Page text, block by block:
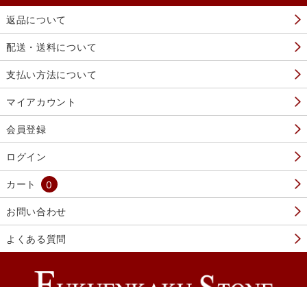
返品について
配送・送料について
支払い方法について
マイアカウント
会員登録
ログイン
カート 0
お問い合わせ
よくある質問